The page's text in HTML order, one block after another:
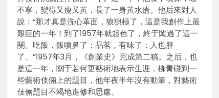
不寧，變得又瘦又黃，長了一身黃水瘡。他后來對人
說：“那才真是洗心革面，狼狽極了，這是我創作上最
艱巨的一年！到了1957年就起色了，終于闖過了這一
關。吃飯，飯噴鼻了；品茗，有味了；人也胖
了。”1957年3月，《創業史》完成第二稿。之后，也
是這一年，關于若何更藝術地表示生涯，柳青碰到一
些藝術伎倆上的題目，他年夜半年沒有動筆，對藝術
伎倆題目不竭地進修和思慮。